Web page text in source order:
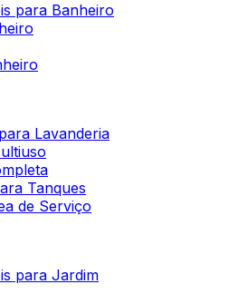
para Banheiro
Lavanderia
Tanques
de Serviço
para Jardim